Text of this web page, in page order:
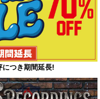
つき期間延長!